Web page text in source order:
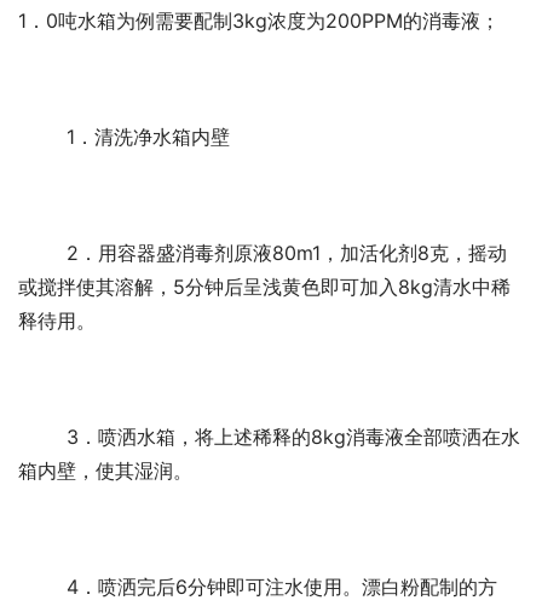
1．0吨水箱为例需要配制3kg浓度为200PPM的消毒液；
	1．清洗净水箱内壁
或搅拌使其溶解，5分钟后呈浅黄色即可加入8kg清水中稀
释待用。
箱内壁，使其湿润。